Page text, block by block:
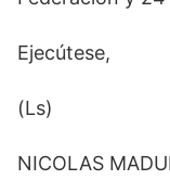
Ejecútese,
(Ls)
NICOLAS